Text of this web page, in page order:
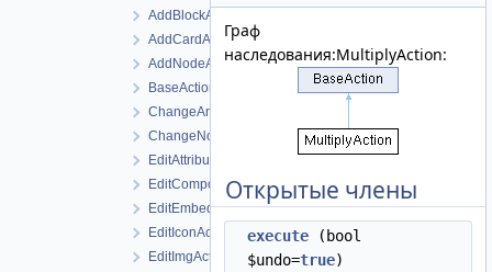
AddBlockAction
AddCardAction
AddNodeAction
BaseAction
ChangeAnchorAction
ChangeNodeNameAction
EditAttributesAction
EditComponentAction
EditEmbedAction
EditIconAction
EditImgAction
Граф
наследования:MultiplyAction:
Открытые члены
execute (bool
$undo=true)